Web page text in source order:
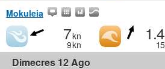
Mokuleia
7kn
9kn
1.4
15
Dimecres 12 Ago